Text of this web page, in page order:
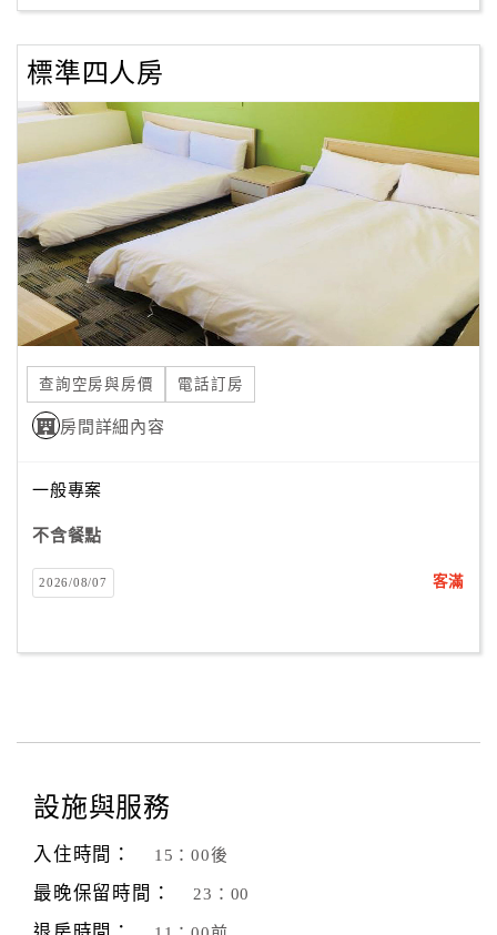
服
絡
單
Line
上
客
服
利
查
詢
房
Q&A
房
請
款
據
標準四人房
查詢空房與房價 電話訂房
房間詳細內容
一般專案
不含餐點
2026/08/07 客滿
設施與服務
入住時間： 15：00後
最晚保留時間： 23：00